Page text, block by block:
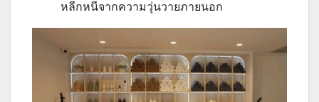
หลีกหนีจากความวุ่นวายภายนอก